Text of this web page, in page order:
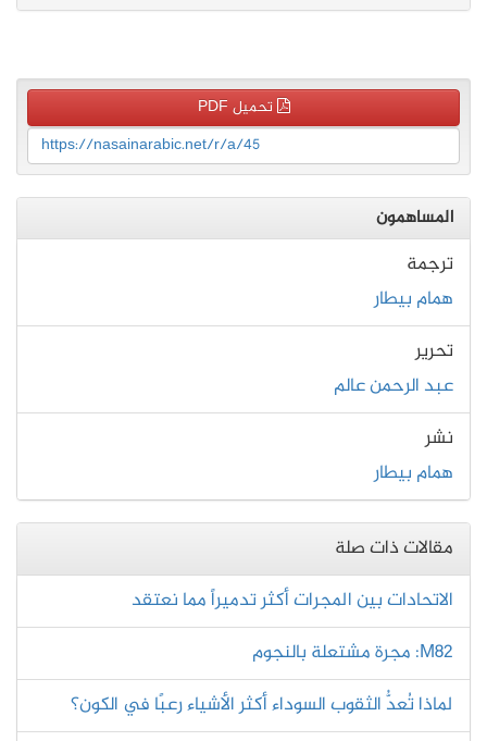
تحميل PDF
https://nasainarabic.net/r/a/45
المساهمون
ترجمة
همام بيطار
تحرير
عبد الرحمن عالم
نشر
همام بيطار
مقالات ذات صلة
الاتحادات بين المجرات أكثر تدميراً مما نعتقد
M82: مجرة مشتعلة بالنجوم
لماذا تُعدُّ الثقوب السوداء أكثر الأشياء رعبًا في الكون؟